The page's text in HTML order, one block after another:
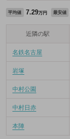
平均値 7.29万円 最安値
近隣の駅
名鉄名古屋
岩塚
中村公園
中村日赤
本陣